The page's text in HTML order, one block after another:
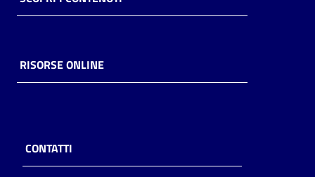
RISORSE ONLINE
CONTATTI